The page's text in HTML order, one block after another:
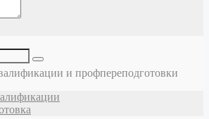
и профпереподготовки